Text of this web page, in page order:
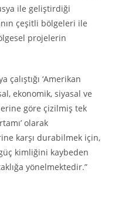
ile geliştirdiği
çeşitli bölgeleri ile
projelerin
çalıştığı ‘Amerikan
ekonomik, siyasal ve
göre çizilmiş tek
olarak
karşı durabilmek için,
güç kimliğini kaybeden
yönelmektedir.”